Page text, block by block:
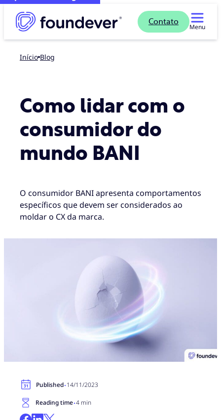
Contato
Menu
Início blog
Como lidar com o
consumidor do
mundo BANI
O consumidor BANI apresenta comportamentos
específicos que devem ser considerados ao
moldar o CX da marca.
Published·14/11/2023
Reading time·4 min